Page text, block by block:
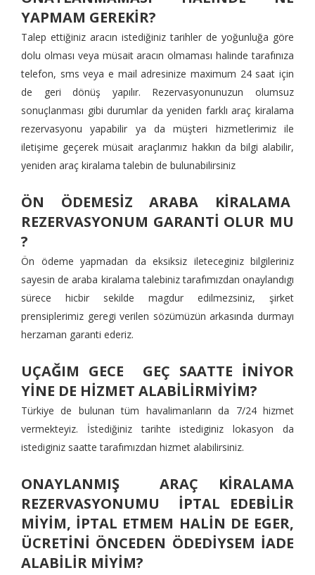
YAPMAM GEREKİR?
Talep ettiğiniz aracın istediğiniz tarihler de yoğunluğa göre
dolu olması veya müsait aracın olmaması halinde tarafınıza
telefon, sms veya e mail adresinize maximum 24 saat için
de geri dönüş yapılır. Rezervasyonunuzun olumsuz
sonuçlanması gibi durumlar da yeniden farklı araç kiralama
rezervasyonu yapabilir ya da müşteri hizmetlerimiz ile
iletişime geçerek müsait araçlarımız hakkın da bilgi alabilir,
yeniden araç kiralama talebin de bulunabilirsiniz
ÖN ÖDEMESİZ ARABA KİRALAMA
REZERVASYONUM GARANTİ OLUR MU
?
Ön ödeme yapmadan da eksiksiz ileteceginiz bilgileriniz
sayesin de araba kiralama talebiniz tarafımızdan onaylandıgı
sürece hicbir sekilde magdur edilmezsiniz, şirket
prensiplerimiz geregi verilen sözümüzün arkasında durmayı
herzaman garanti ederiz.
UÇAĞIM GECE GEÇ SAATTE İNİYOR
YİNE DE HİZMET ALABİLİRMİYİM?
Türkiye de bulunan tüm havalimanların da 7/24 hizmet
vermekteyiz. İstediğiniz tarihte istediginiz lokasyon da
istediginiz saatte tarafımızdan hizmet alabilirsiniz.
ONAYLANMIŞ ARAÇ KİRALAMA
REZERVASYONUMU İPTAL EDEBİLİR
MİYİM, İPTAL ETMEM HALİN DE EGER,
ÜCRETİNİ ÖNCEDEN ÖDEDİYSEM İADE
ALABİLİR MİYİM?